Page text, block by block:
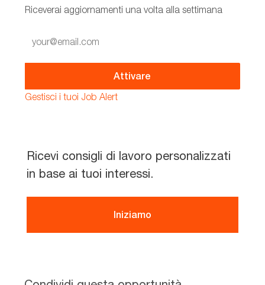
Riceverai aggiornamenti una volta alla settimana
Email
address
Attivare
Gestisci i tuoi Job Alert
Ricevi consigli di lavoro personalizzati
in base ai tuoi interessi.
Iniziamo